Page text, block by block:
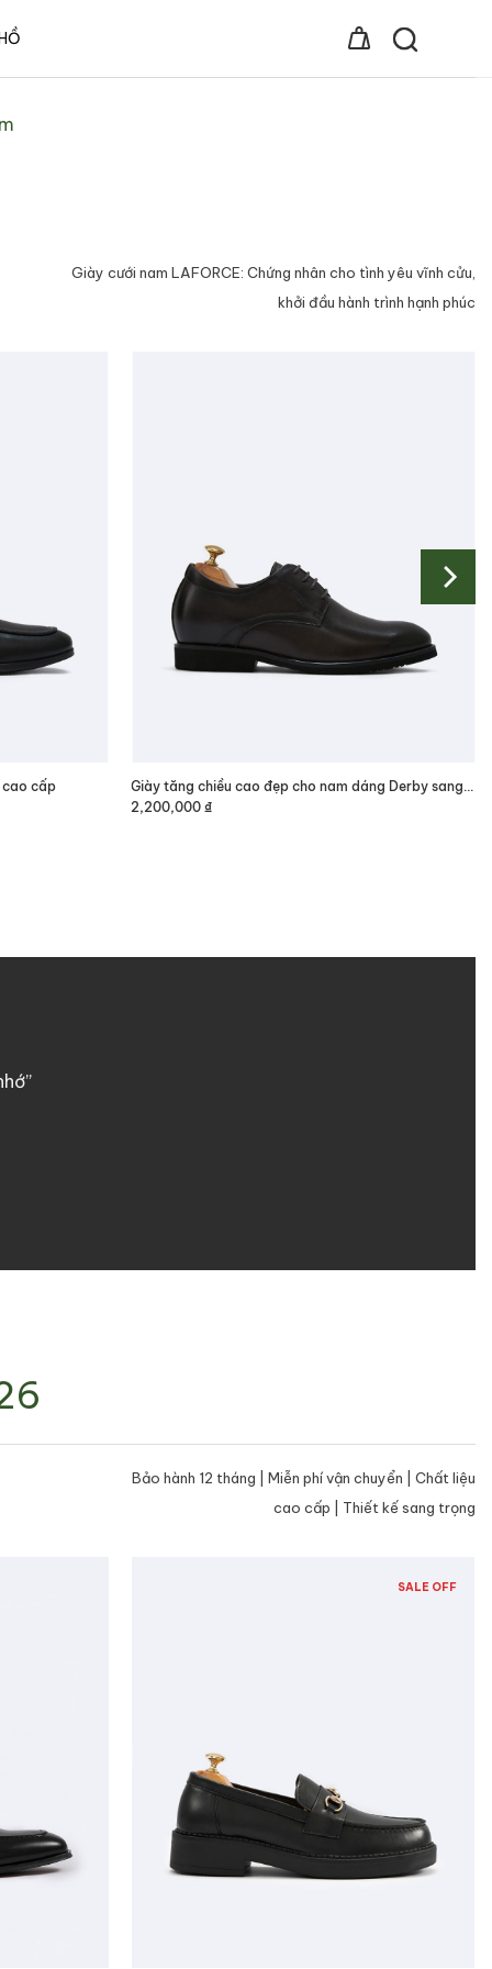
Giày cưới nam LAFORCE: Chứng nhân cho tình yêu vĩnh cửu,
khởi đầu hành trình hạnh phúc
cao cấp
Giày tăng chiều cao đẹp cho nam dáng Derby sang trọng
2,200,000₫
Bảo hành 12 tháng | Miễn phí vận chuyển | Chất liệu
cao cấp | Thiết kế sang trọng
SALE OFF